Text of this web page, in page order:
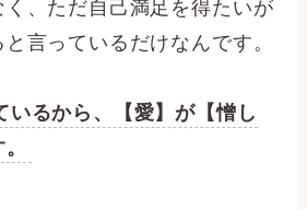
、ただ自己満足を得たいが
言っているだけなんです。
いるから、【愛】が【憎し